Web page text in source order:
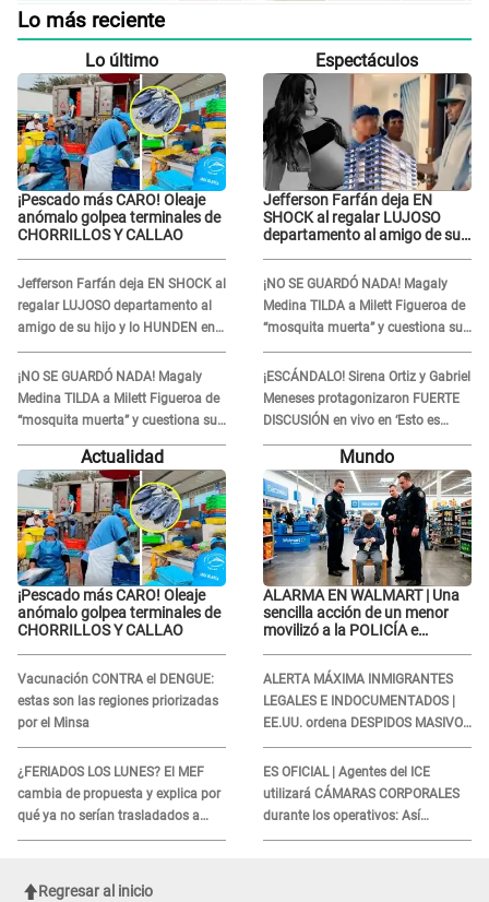
Lo más reciente
Lo último
¡Pescado más CARO! Oleaje
anómalo golpea terminales de
CHORRILLOS Y CALLAO
Jefferson Farfán deja EN SHOCK al
regalar LUJOSO departamento al
amigo de su hijo y lo HUNDEN en
redes: "A su hija se lo negó"
¡NO SE GUARDÓ NADA! Magaly
Medina TILDA a Milett Figueroa de
“mosquita muerta” y cuestiona su
RECONCILIACIÓN con Marcelo
Tinelli en TV argentina
Espectáculos
Jefferson Farfán deja EN
SHOCK al regalar LUJOSO
departamento al amigo de su
¡NO SE GUARDÓ NADA! Magaly
Medina TILDA a Milett Figueroa de
“mosquita muerta” y cuestiona su
RECONCILIACIÓN con Marcelo
Tinelli en TV argentina
¡ESCÁNDALO! Sirena Ortiz y Gabriel
Meneses protagonizaron FUERTE
DISCUSIÓN en vivo en ‘Esto es
Guerra’: “Ya no quiero...”
Actualidad
¡Pescado más CARO! Oleaje
anómalo golpea terminales de
CHORRILLOS Y CALLAO
Vacunación CONTRA el DENGUE:
estas son las regiones priorizadas
por el Minsa
¿FERIADOS LOS LUNES? El MEF
cambia de propuesta y explica por
qué ya no serían trasladados a
viernes
Mundo
ALARMA EN WALMART | Una
sencilla acción de un menor
movilizó a la POLICÍA e
lo hallado: ¿Qué ocurrió?
ALERTA MÁXIMA INMIGRANTES
LEGALES E INDOCUMENTADOS |
EE.UU. ordena DESPIDOS MASIVOS
y DEPORTACIONES a estos
extranjeros
ES OFICIAL | Agentes del ICE
utilizará CÁMARAS CORPORALES
durante los operativos: Así
afectará a inmigrantes
Regresar al inicio